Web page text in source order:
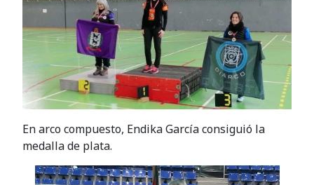
En arco compuesto, Endika García consiguió la
medalla de plata.